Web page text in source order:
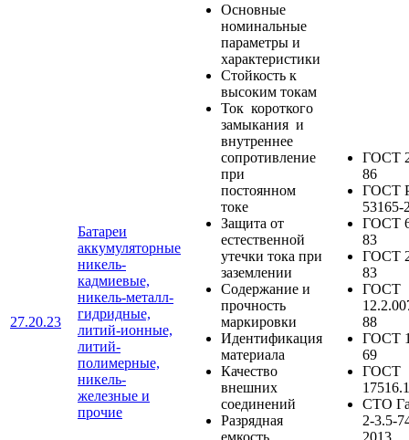
27.20.23
Батареи
аккумуляторные
никель-
кадмиевые,
никель-металл-
гидридные,
литий-ионные,
литий-
полимерные,
никель-
железные и
прочие
Основные
номинальные
параметры и
характеристики
Стойкость к
высоким токам
Ток короткого
замыкания и
внутреннее
сопротивление
при
постоянном
токе
Защита от
естественной
утечки тока при
заземлении
Содержание и
прочность
маркировки
Идентификация
материала
Качество
внешних
соединений
Разрядная
емкость
ГОСТ
86
ГОСТ
53165-
ГОСТ
83
ГОСТ
83
ГОСТ
88
ГОСТ
69
ГОСТ
СТО
2-3.5-
2013